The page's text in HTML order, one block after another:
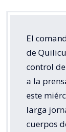
El
de
control
a la
este
larga
cuerpos